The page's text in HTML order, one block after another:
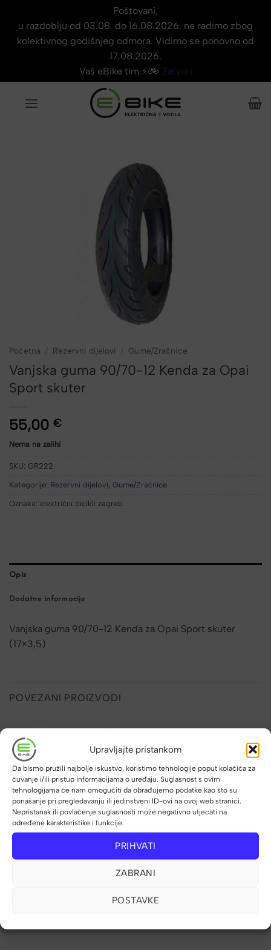
Upravljajte pristankom
Da bismo pružili najbolje iskustvo, koristimo tehnologije poput kolačića za
čuvanje i/ili pristup informacijama o uređaju. Suglasnost s ovim
tehnologijama će nam omogućiti da obrađujemo podatke kao što su
ponašanje pri pregledavanju ili jedinstveni ID-ovi na ovoj web stranici.
Nepristanak ili povlačenje suglasnosti može negativno utjecati na
određene karakteristike i funkcije.
PRIHVATI
ZABRANI
POSTAVKE
Poštovani,
u razdoblju od 03.08. do 16.08.2026. ne radimo zbog
kolektivnog godišnjeg odmora. Vidimo se ponovno od
17.08.2026.
Vaš eBike tim ⚡🚲 Zatvori
Početna Rezervni dijelovi Gume/Zračnice
Vanjska guma 90/70-12 Kenda za Opai
Sport skuter
55,00 €
Nema na zalihi
SKU: GR222
Kategorije: Rezervni dijelovi, Gume/Zračnice
Oznaka: električni bicikli zagreb
Opis
Dodatne informacije
Vanjska guma 90/70-12 Kenda za Opai Sport skuter
(17×3,5)
POVEZANI PROIZVODI
NEMA NA ZALIHI